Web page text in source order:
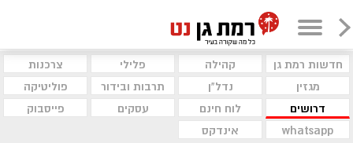
חדשות רמת גן קהילה פלילי
צרכנות
מגזין
נדל"ן תרבות ובידור
פוליטיקה
דרושים
לוח חינם עסקים
פייסבוק
whatsapp
אינדקס